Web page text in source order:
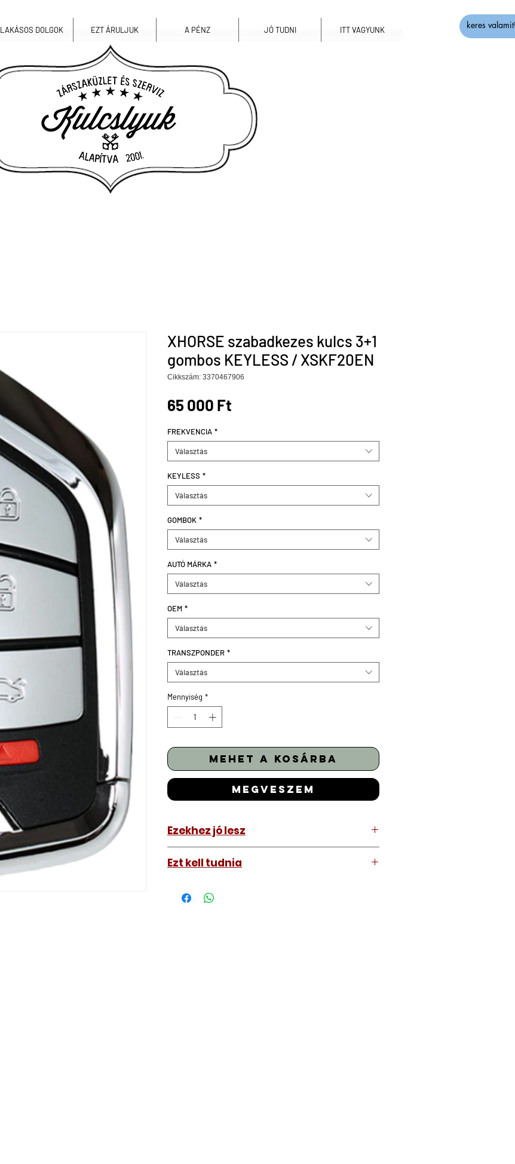
LAKÁSOS DOLGOK EZT ÁRULJUK A PÉNZ JÓ TUDNI ITT VAGYUNK
XHORSE szabadkezes kulcs 3+1
gombos KEYLESS / XSKF20EN
Cikkszám: 3370467906
65 000 Ft
FREKVENCIA *
Választás
KEYLESS *
Választás
GOMBOK *
Választás
AUTÓ MÁRKA *
Választás
OEM *
Választás
TRANSZPONDER *
Választás
Mennyiség *
mehet a kosárba
megveszem
Ezekhez jó lesz
Ezt kell tudnia
távirányítós kulcsunk ára tartalmazza az